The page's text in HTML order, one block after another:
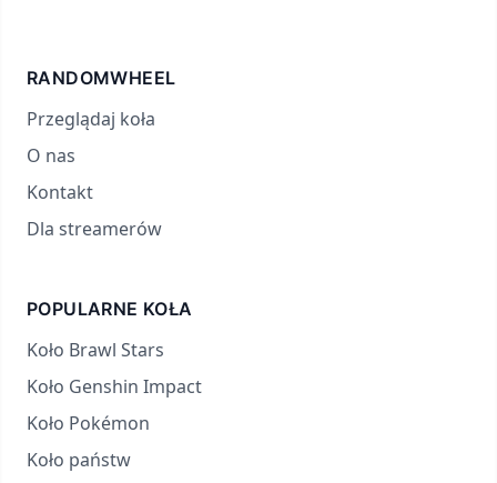
RANDOMWHEEL
Przeglądaj koła
O nas
Kontakt
Dla streamerów
POPULARNE KOŁA
Koło Brawl Stars
Koło Genshin Impact
Koło Pokémon
Koło państw